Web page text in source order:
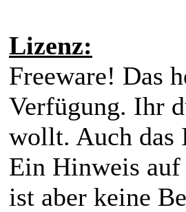
Lizenz:
Freeware! Das
Verfügung. Ihr
wollt. Auch das
Ein Hinweis auf
ist aber keine